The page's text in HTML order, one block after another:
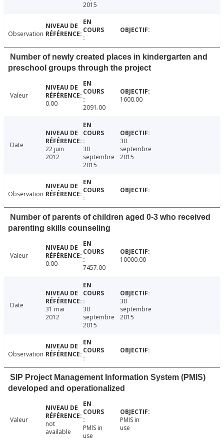
2015
Observation
Number of newly created places in kindergarten and
preschool groups through the project
Valeur
0.00
2091.00
1600.00
Date
22 juin
2012
30
septembre
2015
30
septembre
2015
Observation
Number of parents of children aged 0-3 who received
parenting skills counseling
Valeur
0.00
7457.00
10000.00
Date
31 mai
2012
30
septembre
2015
30
septembre
2015
Observation
SIP Project Management Information System (PMIS)
developed and operationalized
Valeur
not
available
PMIS in
use
PMIS in
use